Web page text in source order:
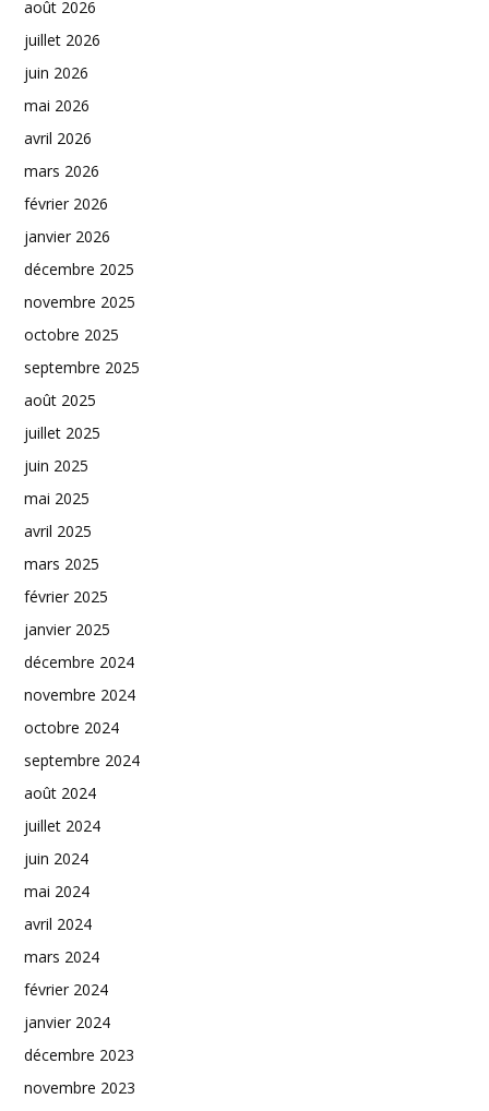
août 2026
juillet 2026
juin 2026
mai 2026
avril 2026
mars 2026
février 2026
janvier 2026
décembre 2025
novembre 2025
octobre 2025
septembre 2025
août 2025
juillet 2025
juin 2025
mai 2025
avril 2025
mars 2025
février 2025
janvier 2025
décembre 2024
novembre 2024
octobre 2024
septembre 2024
août 2024
juillet 2024
juin 2024
mai 2024
avril 2024
mars 2024
février 2024
janvier 2024
décembre 2023
novembre 2023